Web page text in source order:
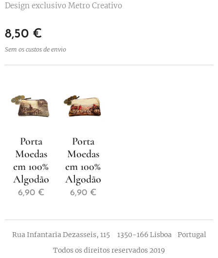
Design exclusivo Metro Creativo
8,50 €
Sem os custos de envio
Porta
Moedas
em 100%
Algodão
6,90€
Porta
Moedas
em 100%
Algodão
6,90€
Rua Infantaria Dezasseis, 115 1350-166 Lisboa Portugal
Todos os direitos reservados 2019